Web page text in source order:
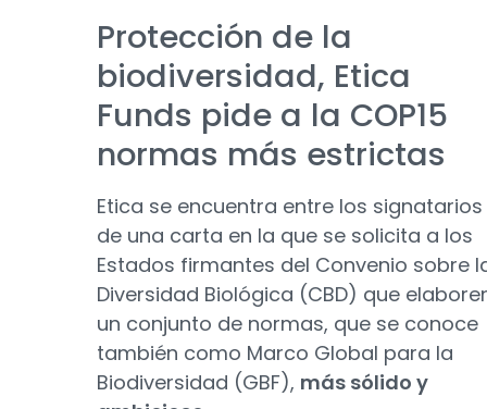
Protección de la
biodiversidad, Etica
Funds pide a la COP15
normas más estrictas
Etica se encuentra entre los signatarios
de una carta en la que se solicita a los
Estados firmantes del Convenio sobre
Diversidad Biológica (CBD) que
un conjunto de normas, que se conoce
también como Marco Global para la
Biodiversidad (GBF), más sólido y